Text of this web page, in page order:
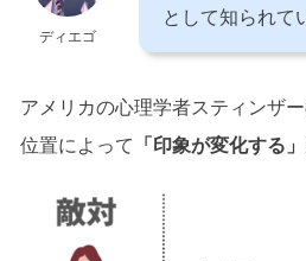
ディエゴ
として知られて
アメリカの心理学者スティンザ
位置によって 「印象が変化する」